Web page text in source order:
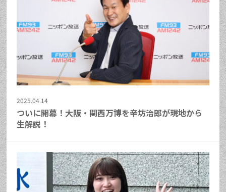
2025.04.14
ついに開幕！大阪・関西万博を辛坊治郎が現地から
生解説！